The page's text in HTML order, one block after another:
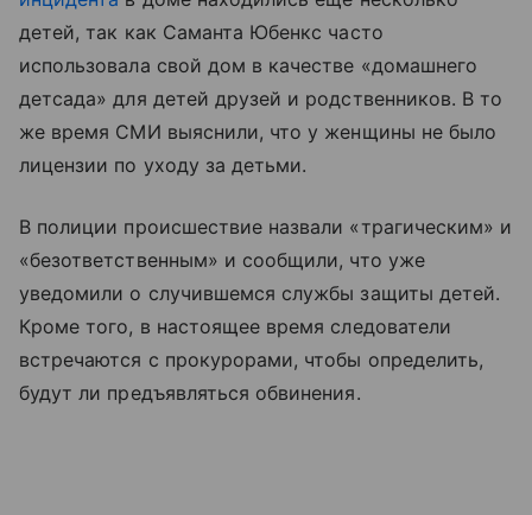
детей, так как Саманта Юбенкс часто
использовала свой дом в качестве «домашнего
детсада» для детей друзей и родственников. В то
же время СМИ выяснили, что у женщины не было
лицензии по уходу за детьми.
В полиции происшествие назвали «трагическим» и
«безответственным» и сообщили, что уже
уведомили о случившемся службы защиты детей.
Кроме того, в настоящее время следователи
встречаются с прокурорами, чтобы определить,
будут ли предъявляться обвинения.